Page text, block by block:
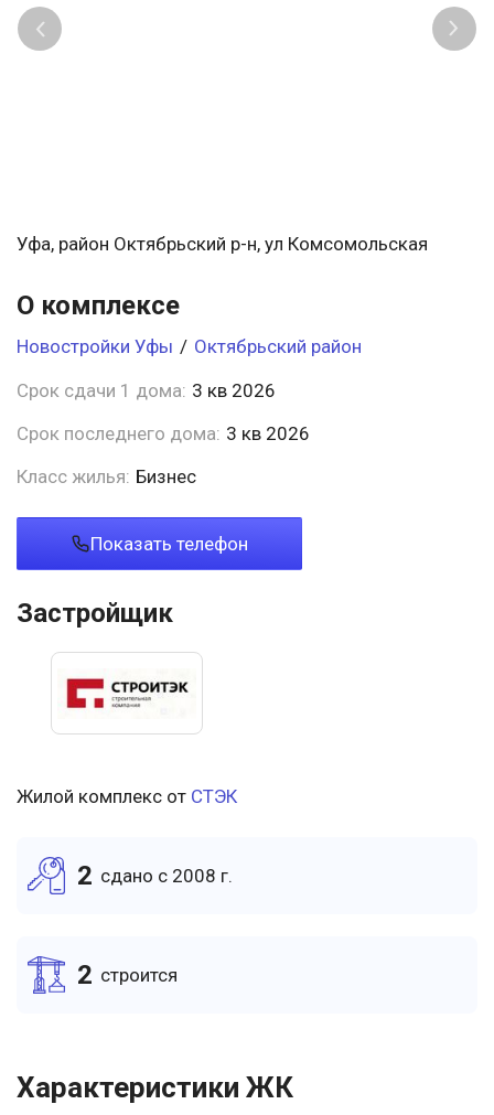
Уфа, район Октябрьский р-н, ул Комсомольская
О комплексе
Новостройки Уфы / Октябрьский район
Срок сдачи 1 дома: 3 кв 2026
Срок последнего дома: 3 кв 2026
Класс жилья: Бизнес
Показать телефон
Застройщик
Жилой комплекс от СТЭК
2 cдано c 2008 г.
2 cтроится
Характеристики ЖК